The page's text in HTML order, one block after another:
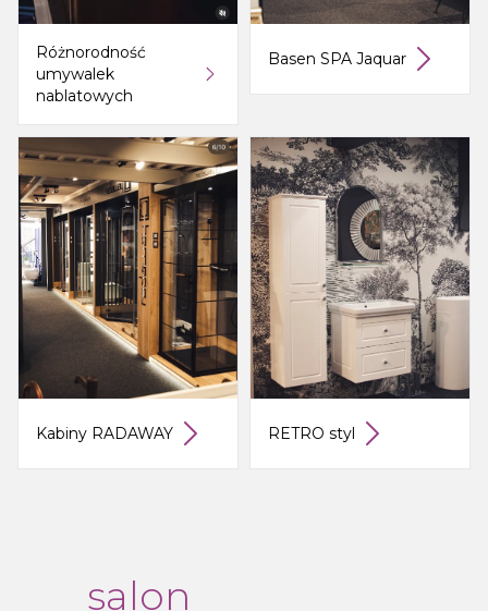
Różnorodność
umywalek
nablatowych
Basen SPA Jaquar
Kabiny RADAWAY RETRO styl
salon